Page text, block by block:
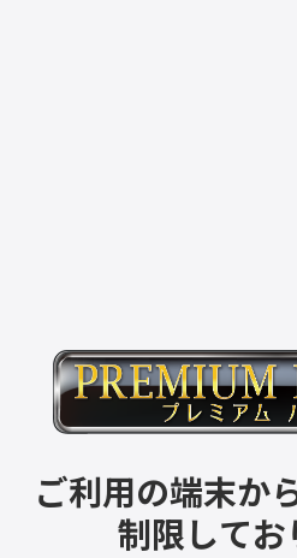
ご利用の端末か
制限してお